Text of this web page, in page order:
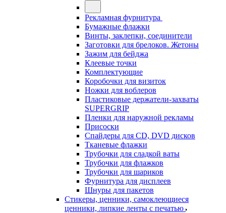
Рекламная фурнитура
Бумажные флажки
Винты, заклепки, соединители
Заготовки для брелоков. Жетоны
Зажим для бейджа
Клеевые точки
Комплектующие
Коробочки для визиток
Ножки для воблеров
Пластиковые держатели-захваты
SUPERGRIP
Пленки для наружной рекламы
Присоски
Спайдеры для CD, DVD дисков
Тканевые флажки
Трубочки для сладкой ваты
Трубочки для флажков
Трубочки для шариков
Фурнитура для дисплеев
Шнуры для пакетов
Стикеры, ценники, самоклеющиеся
ценники, липкие ленты с печатью